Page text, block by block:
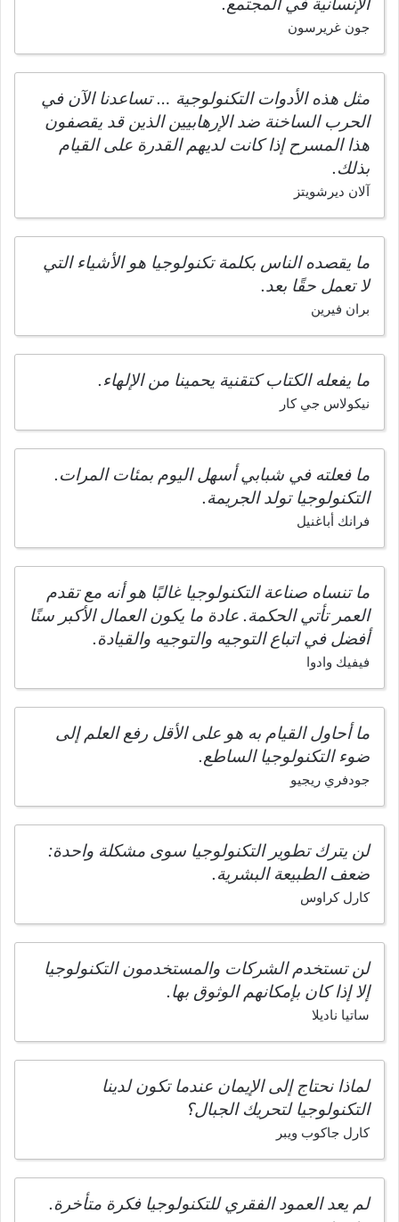
الإنسانية في المجتمع.
جون غريرسون
مثل هذه الأدوات التكنولوجية … تساعدنا الآن في
الحرب الساخنة ضد الإرهابيين الذين قد يقصفون
هذا المسرح إذا كانت لديهم القدرة على القيام
بذلك.
آلان ديرشويتز
ما يقصده الناس بكلمة تكنولوجيا هو الأشياء التي
لا تعمل حقًا بعد.
بران فيرين
ما يفعله الكتاب كتقنية يحمينا من الإلهاء.
نيكولاس جي كار
ما فعلته في شبابي أسهل اليوم بمئات المرات.
التكنولوجيا تولد الجريمة.
فرانك أباغنيل
ما تنساه صناعة التكنولوجيا غالبًا هو أنه مع تقدم
العمر تأتي الحكمة. عادة ما يكون العمال الأكبر سنًا
أفضل في اتباع التوجيه والتوجيه والقيادة.
فيفيك وادوا
ما أحاول القيام به هو على الأقل رفع العلم إلى
ضوء التكنولوجيا الساطع.
جودفري ريجيو
لن يترك تطوير التكنولوجيا سوى مشكلة واحدة:
ضعف الطبيعة البشرية.
كارل كراوس
لن تستخدم الشركات والمستخدمون التكنولوجيا
إلا إذا كان بإمكانهم الوثوق بها.
ساتيا ناديلا
لماذا نحتاج إلى الإيمان عندما تكون لدينا
التكنولوجيا لتحريك الجبال؟
كارل جاكوب ويبر
لم يعد العمود الفقري للتكنولوجيا فكرة متأخرة.